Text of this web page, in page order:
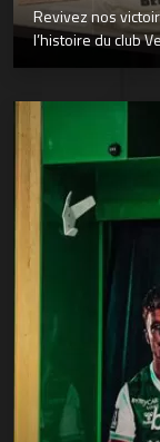
Revivez nos
l’histoire du club